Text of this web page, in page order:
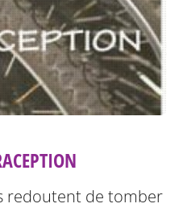
redoutent de tomber